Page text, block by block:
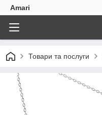
Amari
Товари та послуги